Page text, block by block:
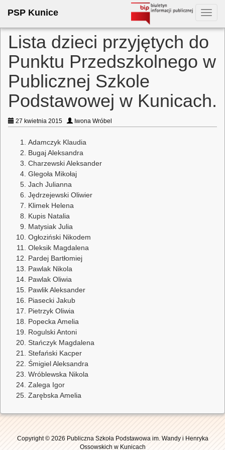
PSP Kunice
Lista dzieci przyjętych do
Punktu Przedszkolnego w
Publicznej Szkole
Podstawowej w Kunicach.
27 kwietnia 2015 Iwona Wróbel
Adamczyk Klaudia
Bugaj Aleksandra
Charzewski Aleksander
Glegoła Mikołaj
Jach Julianna
Jędrzejewski Oliwier
Klimek Helena
Kupis Natalia
Matysiak Julia
Ogłoziński Nikodem
Oleksik Magdalena
Pardej Bartłomiej
Pawlak Nikola
Pawlak Oliwia
Pawlik Aleksander
Piasecki Jakub
Pietrzyk Oliwia
Popecka Amelia
Rogulski Antoni
Stańczyk Magdalena
Stefański Kacper
Śmigiel Aleksandra
Wróblewska Nikola
Zalega Igor
Zarębska Amelia
Copyright © 2026 Publiczna Szkoła Podstawowa im. Wandy i Henryka
Ossowskich w Kunicach